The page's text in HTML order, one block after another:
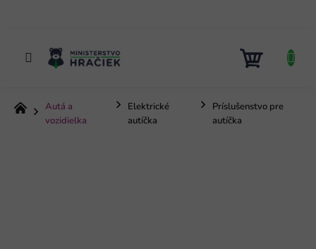
KOŠÍK
DomovAutá a
vozidielka
Elektrické
autíčka
Príslušenstvo pre
autíčka